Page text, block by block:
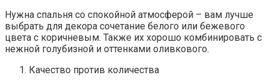
Нужна спальня со спокойной атмосферой – вам лучше
выбрать для декора сочетание белого или бежевого
цвета с коричневым. Также их хорошо комбинировать с
нежной голубизной и оттенками оливкового.
Качество против количества